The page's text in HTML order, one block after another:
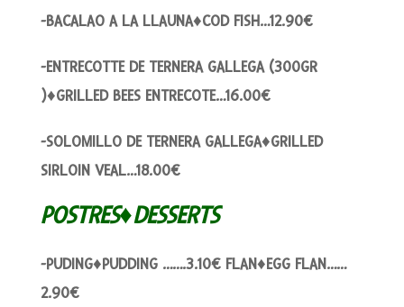
-BACALAO A LA LLAUNA♦COD FISH…12.90€
-ENTRECOTTE DE TERNERA GALLEGA (300GR
)♦GRILLED BEES ENTRECOTE…16.00€
-SOLOMILLO DE TERNERA GALLEGA♦GRILLED
SIRLOIN VEAL…18.00€
POSTRES♦DESSERTS
-PUDING♦PUDDING …….3.10€ FLAN♦EGG FLAN……
2.90€